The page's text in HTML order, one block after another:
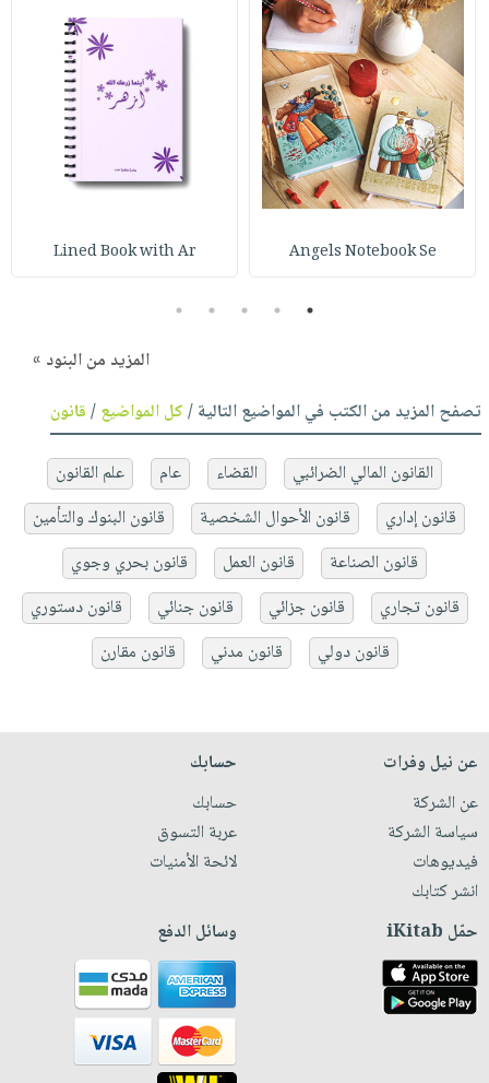
Angels Notebook Se
Lined Book with Ar
1
2
3
4
5
المزيد من البنود »
تصفح المزيد من الكتب في المواضيع التالية /كل المواضيع/قانون
القانون المالي الضرائبي القضاء عام
علم القانون
قانون إداري
قانون الأحوال الشخصية
قانون البنوك والتأمين
قانون الصناعة
قانون العمل
قانون بحري وجوي
قانون تجاري
قانون جزائي قانون جنائي
قانون دستوري
قانون دولي
قانون مدني قانون مقارن
عن نيل وفرات
عن الشركة
سياسة الشركة
فيديوهات
انشر كتابك
حسابك
حسابك
عربة التسوق
لائحة الأمنيات
حمّل iKitab وسائل الدفع